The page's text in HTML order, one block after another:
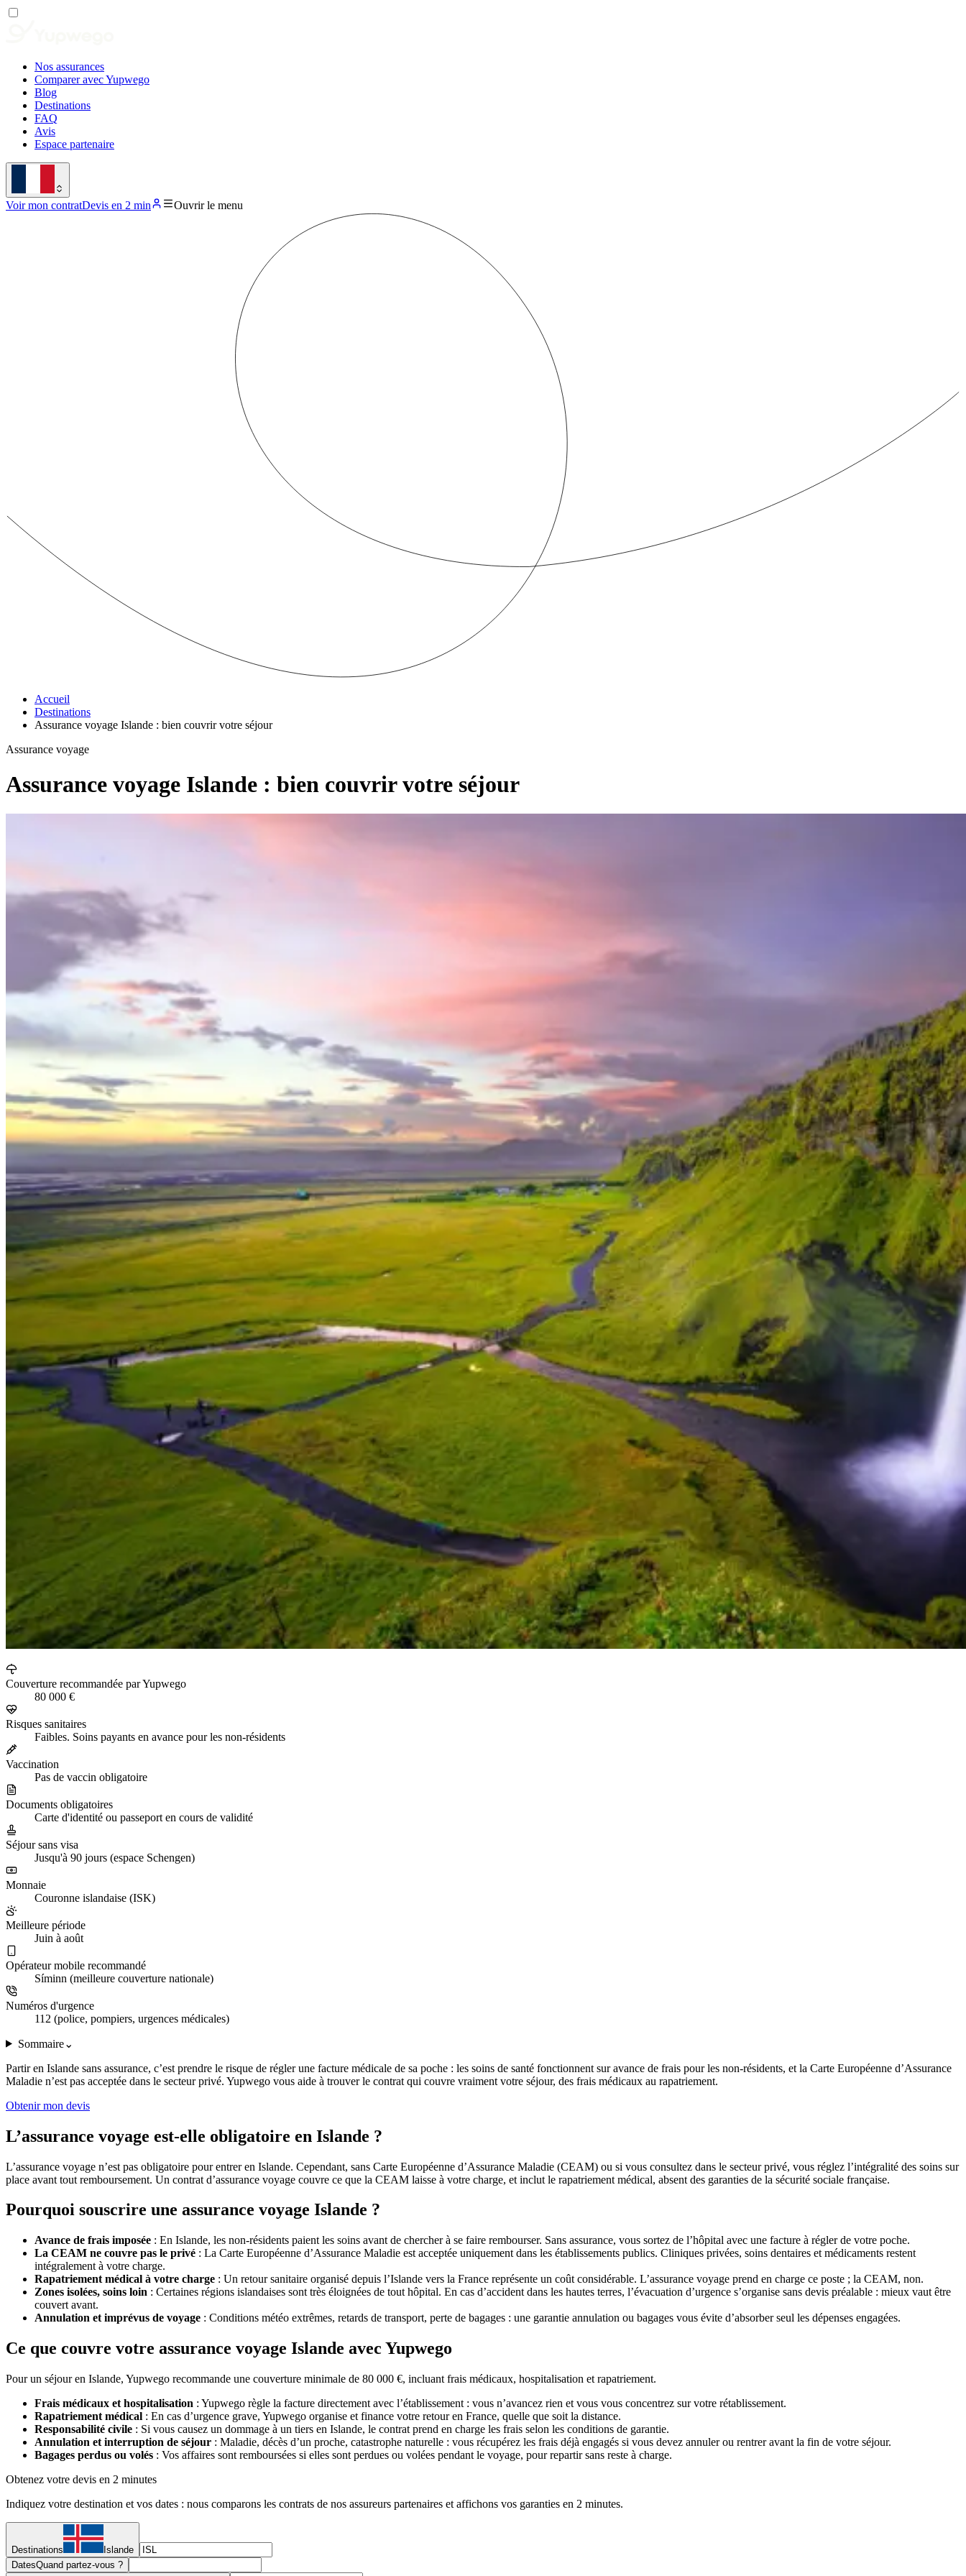
Nos assurances
Comparer avec Yupwego
Blog
Destinations
FAQ
Avis
Espace partenaire
Voir mon contratDevis en 2 min Ouvrir le menu
Accueil
Destinations
Assurance voyage Islande : bien couvrir votre séjour
Assurance voyage
Assurance voyage Islande : bien couvrir votre séjour
Couverture recommandée par Yupwego
80 000 €
Risques sanitaires
Faibles. Soins payants en avance pour les non-résidents
Vaccination
Pas de vaccin obligatoire
Documents obligatoires
Carte d'identité ou passeport en cours de validité
Séjour sans visa
Jusqu'à 90 jours (espace Schengen)
Monnaie
Couronne islandaise (ISK)
Meilleure période
Juin à août
Opérateur mobile recommandé
Síminn (meilleure couverture nationale)
Numéros d'urgence
112 (police, pompiers, urgences médicales)
Sommaire⌄
Partir en Islande sans assurance, c’est prendre le risque de régler une facture médicale de sa poche : les soins de santé fonctionnent sur avance de frais pour les non-résidents, et la Carte Européenne d’Assurance
Maladie n’est pas acceptée dans le secteur privé. Yupwego vous aide à trouver le contrat qui couvre vraiment votre séjour, des frais médicaux au rapatriement.
Obtenir mon devis
L’assurance voyage est-elle obligatoire en Islande ?
L’assurance voyage n’est pas obligatoire pour entrer en Islande. Cependant, sans Carte Européenne d’Assurance Maladie (CEAM) ou si vous consultez dans le secteur privé, vous réglez l’intégralité des soins sur
place avant tout remboursement. Un contrat d’assurance voyage couvre ce que la CEAM laisse à votre charge, et inclut le rapatriement médical, absent des garanties de la sécurité sociale française.
Pourquoi souscrire une assurance voyage Islande ?
Avance de frais imposée : En Islande, les non-résidents paient les soins avant de chercher à se faire rembourser. Sans assurance, vous sortez de l’hôpital avec une facture à régler de votre poche.
La CEAM ne couvre pas le privé : La Carte Européenne d’Assurance Maladie est acceptée uniquement dans les établissements publics. Cliniques privées, soins dentaires et médicaments restent
intégralement à votre charge.
Rapatriement médical à votre charge : Un retour sanitaire organisé depuis l’Islande vers la France représente un coût considérable. L’assurance voyage prend en charge ce poste ; la CEAM, non.
Zones isolées, soins loin : Certaines régions islandaises sont très éloignées de tout hôpital. En cas d’accident dans les hautes terres, l’évacuation d’urgence s’organise sans devis préalable : mieux vaut être
couvert avant.
Annulation et imprévus de voyage : Conditions météo extrêmes, retards de transport, perte de bagages : une garantie annulation ou bagages vous évite d’absorber seul les dépenses engagées.
Ce que couvre votre assurance voyage Islande avec Yupwego
Pour un séjour en Islande, Yupwego recommande une couverture minimale de 80 000 €, incluant frais médicaux, hospitalisation et rapatriement.
Frais médicaux et hospitalisation : Yupwego règle la facture directement avec l’établissement : vous n’avancez rien et vous vous concentrez sur votre rétablissement.
Rapatriement médical : En cas d’urgence grave, Yupwego organise et finance votre retour en France, quelle que soit la distance.
Responsabilité civile : Si vous causez un dommage à un tiers en Islande, le contrat prend en charge les frais selon les conditions de garantie.
Annulation et interruption de séjour : Maladie, décès d’un proche, catastrophe naturelle : vous récupérez les frais déjà engagés si vous devez annuler ou rentrer avant la fin de votre séjour.
Bagages perdus ou volés : Vos affaires sont remboursées si elles sont perdues ou volées pendant le voyage, pour repartir sans reste à charge.
Obtenez votre devis en 2 minutes
Indiquez votre destination et vos dates : nous comparons les contrats de nos assureurs partenaires et affichons vos garanties en 2 minutes.
Destinations
Islande
DatesQuand partez-vous ?